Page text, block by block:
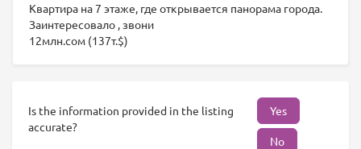
Квартира на 7 этаже, где открывается панорама города.
Заинтересовало , звони
12млн.сом (137т.$)
Is the information provided in the listing
accurate?
Yes
No